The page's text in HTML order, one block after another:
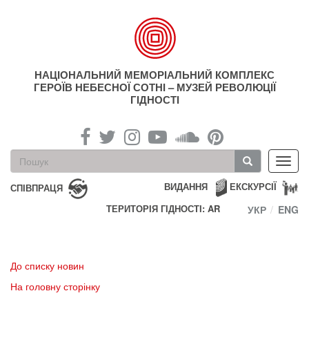
НАЦІОНАЛЬНИЙ МЕМОРІАЛЬНИЙ КОМПЛЕКС
ГЕРОЇВ НЕБЕСНОЇ СОТНІ – МУЗЕЙ РЕВОЛЮЦІЇ
ГІДНОСТІ
Пошукова
форма
Пошук
СПІВПРАЦЯ ЕКСКУРСІЇ
ВИДАННЯ
ТЕРИТОРІЯ ГІДНОСТІ: AR
УКР ENG
До списку новин
На головну сторінку